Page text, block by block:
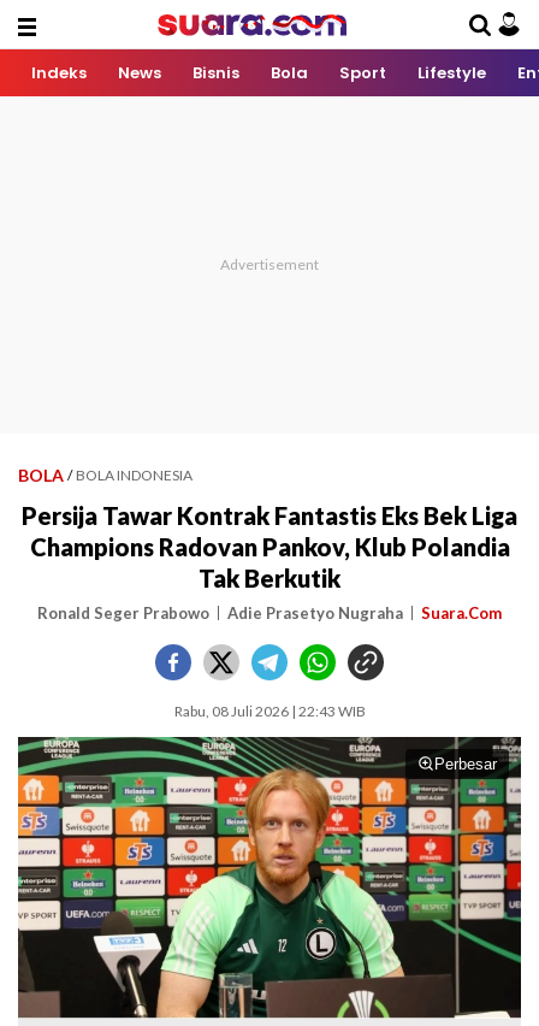
Indeks News Bisnis Bola Sport Lifestyle
BOLA / BOLA INDONESIA
Persija Tawar Kontrak Fantastis Eks Bek Liga
Champions Radovan Pankov, Klub Polandia
Tak Berkutik
Ronald Seger Prabowo Adie Prasetyo Nugraha Suara.Com
Rabu, 08 Juli 2026 | 22:43 WIB
Perbesar